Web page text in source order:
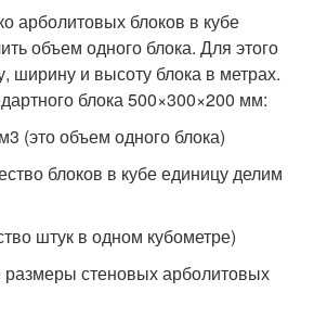
арболитовых блоков в кубе
объем одного блока. Для этого
ширину и высоту блока в метрах.
блока 500×300×200 мм:
(это объем одного блока)
блоков в кубе единицу делим
штук в одном кубометре)
стеновых арболитовых